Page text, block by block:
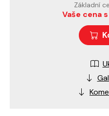
Základní
Vaše cena